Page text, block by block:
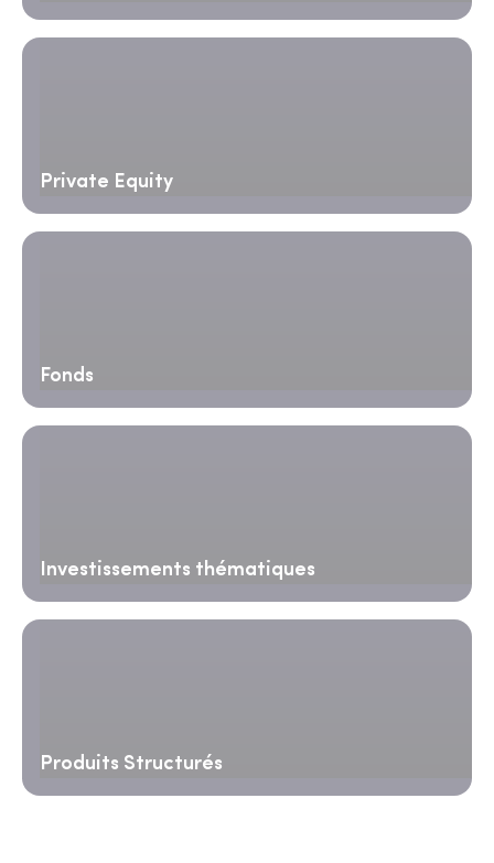
Private Equity
Fonds
Investissements thématiques
Produits Structurés